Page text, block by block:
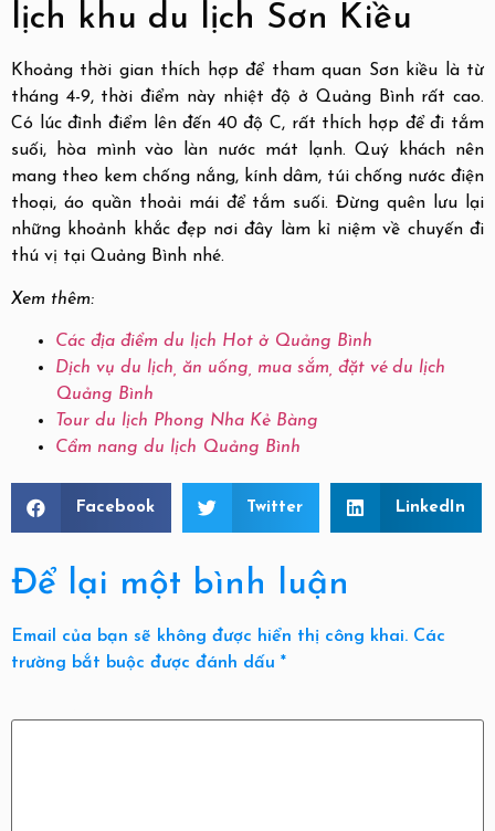
lịch khu du lịch Sơn Kiều
Khoảng thời gian thích hợp để tham quan Sơn kiều là từ
tháng 4-9, thời điểm này nhiệt độ ở Quảng Bình rất cao.
Có lúc đỉnh điểm lên đến 40 độ C, rất thích hợp để đi tắm
suối, hòa mình vào làn nước mát lạnh. Quý khách nên
mang theo kem chống nắng, kính dâm, túi chống nước điện
thoại, áo quần thoải mái để tắm suối. Đừng quên lưu lại
những khoảnh khắc đẹp nơi đây làm kỉ niệm về chuyến đi
thú vị tại Quảng Bình nhé.
Xem thêm:
Các địa điểm du lịch Hot ở Quảng Bình
Dịch vụ du lịch, ăn uống, mua sắm, đặt vé du lịch
Quảng Bình
Tour du lịch Phong Nha Kẻ Bàng
Cẩm nang du lịch Quảng Bình
Facebook Twitter LinkedIn
Để lại một bình luận
Email của bạn sẽ không được hiển thị công khai. Các
trường bắt buộc được đánh dấu *